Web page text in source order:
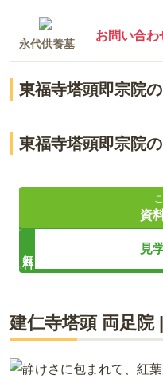
永代供養墓
お問い合わ
東福寺塔頭即宗院
自然葬を行っている
ライフドット編
地に位置しており、豊かな
射しが墓域を明るく照らし
を彩る草花を愛でることが
東福寺塔頭即宗院
20代・男性
自宅から公共交通機関一本
都市営地下鉄東西線で「三
いので、車がなくてもアク
資
見
建仁寺塔頭 両足院|